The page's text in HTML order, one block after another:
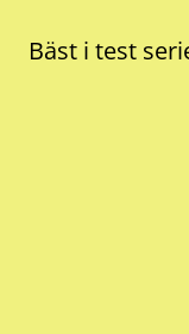
Bäst i test